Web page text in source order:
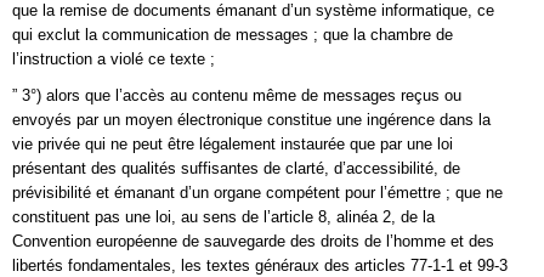
que la remise de documents émanant d’un système informatique, ce
qui exclut la communication de messages ; que la chambre de
l’instruction a violé ce texte ;
” 3°) alors que l’accès au contenu même de messages reçus ou
envoyés par un moyen électronique constitue une ingérence dans la
vie privée qui ne peut être légalement instaurée que par une loi
présentant des qualités suffisantes de clarté, d’accessibilité, de
prévisibilité et émanant d’un organe compétent pour l’émettre ; que ne
constituent pas une loi, au sens de l’article 8, alinéa 2, de la
Convention européenne de sauvegarde des droits de l’homme et des
libertés fondamentales, les textes généraux des articles 77-1-1 et 99-3